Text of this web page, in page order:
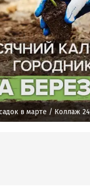
в марте / Коллаж